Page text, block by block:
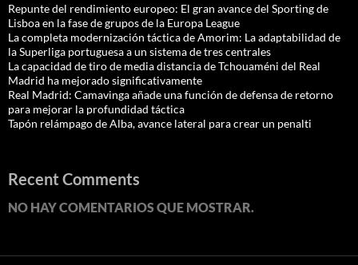
Repunte del rendimiento europeo: El gran avance del Sporting de
Lisboa en la fase de grupos de la Europa League
La completa modernización táctica de Amorim: La adaptabilidad de
la Superliga portuguesa a un sistema de tres centrales
La capacidad de tiro de media distancia de Tchouaméni del Real
Madrid ha mejorado significativamente
Real Madrid: Camavinga añade una función de defensa de retorno
para mejorar la profundidad táctica
Tapón relámpago de Alba, avance lateral para crear un penalti
Recent Comments
NO HAY COMENTARIOS QUE MOSTRAR.